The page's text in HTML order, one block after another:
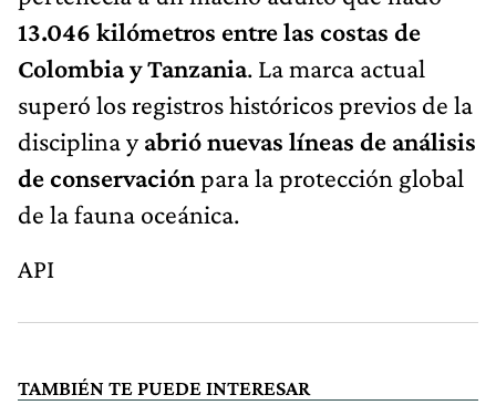
13.046 kilómetros entre las costas de
Colombia y Tanzania. La marca actual
superó los registros históricos previos de la
disciplina yabrió nuevas líneas de análisis
de conservaciónpara la protección global
de la fauna oceánica.
API
TAMBIÉN TE PUEDE INTERESAR